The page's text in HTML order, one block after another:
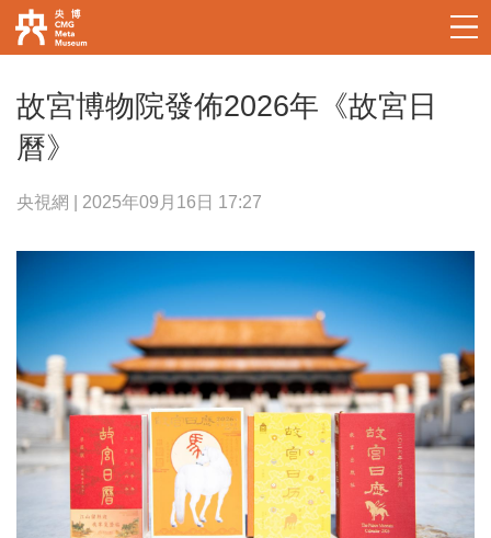
故宮博物院發佈2026年《故宮日
曆》
央視網 | 2025年09月16日 17:27